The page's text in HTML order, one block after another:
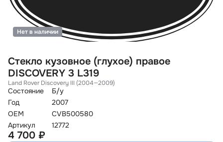
Стекло кузовное (глухое) правое
DISCOVERY 3 L319
Land Rover Discovery III (2004—2009)
Состояние
Б/у
Год
2007
OEM
CVB500580
Артикул
12772
Нет в наличии
4 700 ₽